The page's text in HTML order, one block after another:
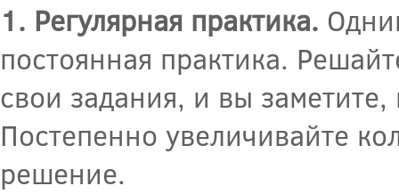
1. Регулярная практика.
постоянная практика.
свои задания, и вы
Постепенно увеличивайте
решение.